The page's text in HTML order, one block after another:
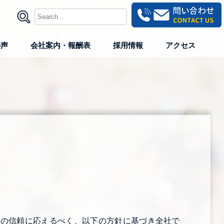
会社案内・報酬表 採用情報 アクセス
信頼に応えるべく、以下の方針に基づき全社で